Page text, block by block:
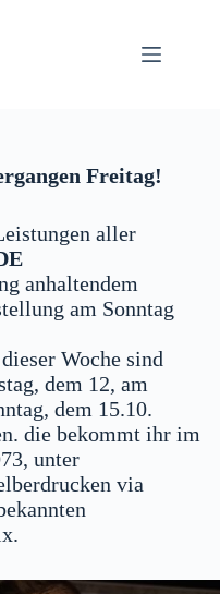
Freitag!
aller
anhaltendem
am Sonntag
Woche sind
dem 12, am
dem 15.10.
die bekommt ihr im
unter
via